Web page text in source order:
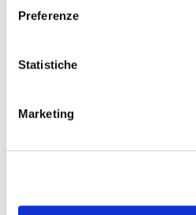
Preferenze
Statistiche
Marketing